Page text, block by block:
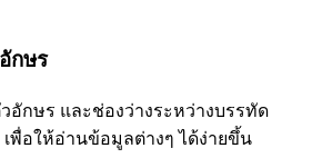
กษร
อักษร และช่องว่างระหว่างบรรทัด
พื่อให้อ่านข้อมูลต่างๆ ได้ง่ายขึ้น